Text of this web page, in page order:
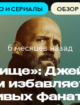
И СЕРИАЛЫ ОБЗОР
6 месяцев назад